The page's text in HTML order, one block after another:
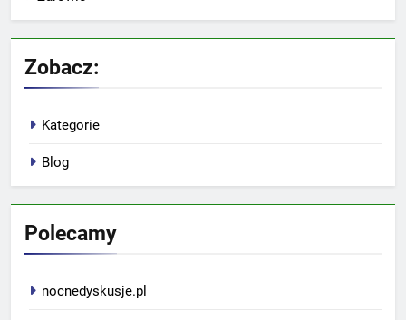
Zobacz:
Kategorie
Blog
Polecamy
nocnedyskusje.pl